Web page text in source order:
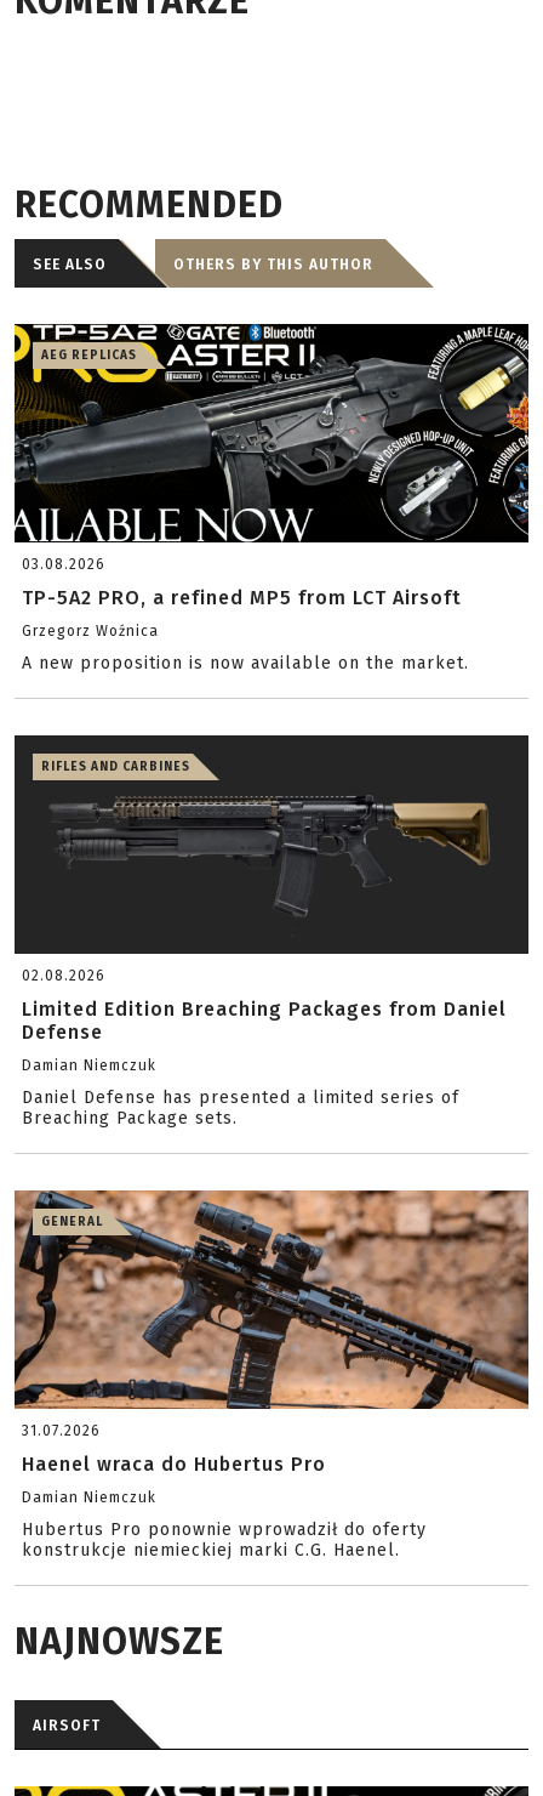
RECOMMENDED
SEE ALSO OTHERS BY THIS AUTHOR
AEG REPLICAS
03.08.2026
TP-5A2 PRO, a refined MP5 from LCT Airsoft
Grzegorz Woźnica
A new proposition is now available on the market.
RIFLES AND CARBINES
02.08.2026
Limited Edition Breaching Packages from Daniel
Defense
Damian Niemczuk
Daniel Defense has presented a limited series of
Breaching Package sets.
GENERAL
31.07.2026
Haenel wraca do Hubertus Pro
Damian Niemczuk
Hubertus Pro ponownie wprowadził do oferty
konstrukcje niemieckiej marki C.G. Haenel.
NAJNOWSZE
AIRSOFT